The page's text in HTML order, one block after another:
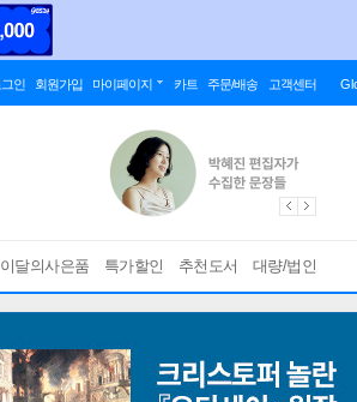
그인 회원가입 마이페이지 카트 주문/배송 고객센터
이달의사은품 특가할인 추천도서 대량/법인